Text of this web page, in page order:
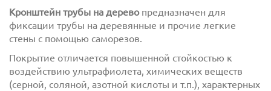
Кронштейн трубы на деревопредназначен для
фиксации трубы на деревянные и прочие легкие
стены с помощью саморезов.
Покрытие отличается повышенной стойкостью к
воздействию ультрафиолета, химических веществ
(серной, соляной, азотной кислоты и т.п.), характерных